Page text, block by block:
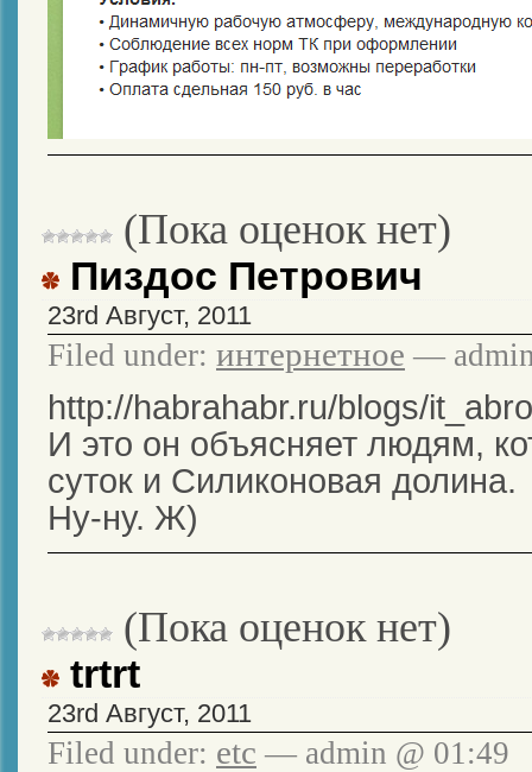
(Пока оценок нет)
Пиздос Петрович
23rd Август, 2011
Filed under: интернетное —
http://habrahabr.ru/blogs/
И это он объясняет людям,
суток и Силиконовая долина.
Ну-ну. Ж)
(Пока оценок нет)
trtrt
23rd Август, 2011
Filed under: etc — admin @ 01:49